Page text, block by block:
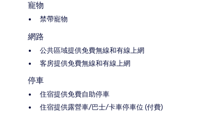
寵物
禁帶寵物
網路
公共區域提供免費無線和有線上網
客房提供免費無線和有線上網
停車
住宿提供免費自助停車
住宿提供露營車/巴士/卡車停車位 (付費)